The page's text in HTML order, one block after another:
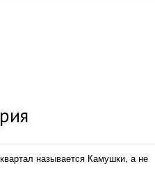
называется Камушки, а не